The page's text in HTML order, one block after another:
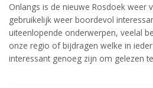
Onlangs is de nieuwe Rosdoek weer
gebruikelijk weer boordevol
uiteenlopende onderwerpen, veelal
onze regio of bijdragen welke in
interessant genoeg zijn om gelezen